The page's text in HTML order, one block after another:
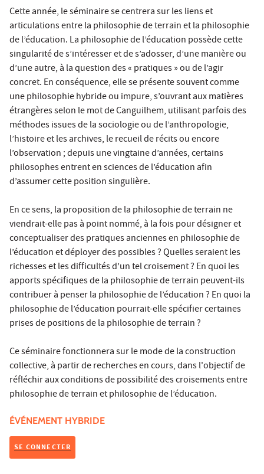
Cette année, le séminaire se centrera sur les liens et
articulations entre la philosophie de terrain et la philosophie
de l’éducation. La philosophie de l’éducation possède cette
singularité de s’intéresser et de s’adosser, d’une manière ou
d’une autre, à la question des « pratiques » ou de l’agir
concret. En conséquence, elle se présente souvent comme
une philosophie hybride ou impure, s’ouvrant aux matières
étrangères selon le mot de Canguilhem, utilisant parfois des
méthodes issues de la sociologie ou de l’anthropologie,
l’histoire et les archives, le recueil de récits ou encore
l’observation ; depuis une vingtaine d’années, certains
philosophes entrent en sciences de l’éducation afin
d’assumer cette position singulière.
En ce sens, la proposition de la philosophie de terrain ne
viendrait-elle pas à point nommé, à la fois pour désigner et
conceptualiser des pratiques anciennes en philosophie de
l’éducation et déployer des possibles ? Quelles seraient les
richesses et les difficultés d’un tel croisement ? En quoi les
apports spécifiques de la philosophie de terrain peuvent-ils
contribuer à penser la philosophie de l’éducation ? En quoi la
philosophie de l’éducation pourrait-elle spécifier certaines
prises de positions de la philosophie de terrain ?
Ce séminaire fonctionnera sur le mode de la construction
collective, à partir de recherches en cours, dans l'objectif de
réfléchir aux conditions de possibilité des croisements entre
philosophie de terrain et philosophie de l’éducation.
ÉVÉNEMENT HYBRIDE
SE CONNECTER